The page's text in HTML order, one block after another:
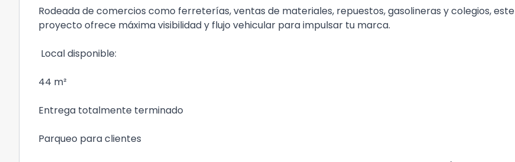
Rodeada de comercios como ferreterías, ventas de materiales, repuestos, gasolineras y colegios, este
proyecto ofrece máxima visibilidad y flujo vehicular para impulsar tu marca.
Local disponible:
44 m²
Entrega totalmente terminado
Parqueo para clientes